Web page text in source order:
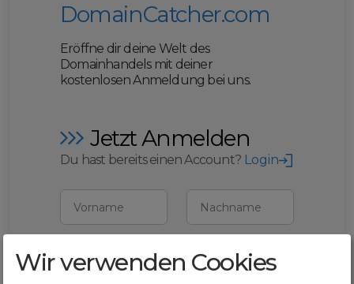
DomainCatcher.com
Eröffne dir deine Welt des
Domainhandels mit deiner
kostenlosen Anmeldung bei uns.
Jetzt Anmelden
Du hast bereits einen Account? Login
Vorname Nachname
E-Mail
Wir verwenden Cookies